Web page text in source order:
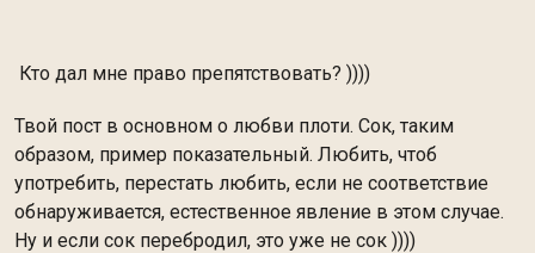
Кто дал мне право препятствовать? ))))
Твой пост в основном о любви плоти. Сок, таким
образом, пример показательный. Любить, чтоб
употребить, перестать любить, если не соответствие
обнаруживается, естественное явление в этом случае.
Ну и если сок перебродил, это уже не сок ))))